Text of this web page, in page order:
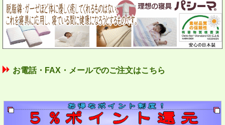
お電話・FAX・メールでのご注文はこちら